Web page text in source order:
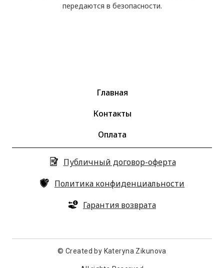
передаются в безопасности.
Главная
Контакты
Оплата
Публичный договор-оферта
Политика конфиденциальности
Гарантия возврата
© Created by Kateryna Zikunova